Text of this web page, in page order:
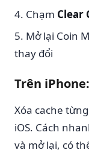
Chạm Clear
Mở lại Coin
thay đổi
Trên iPhone:
Xóa cache
iOS. Cách
và mở lại, có